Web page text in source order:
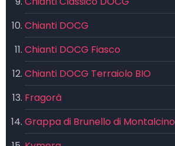
Chianti DOCG
Chianti DOCG Fiasco
Chianti DOCG Terraiolo BIO
Fragorà
Grappa di Brunello di Montalcino